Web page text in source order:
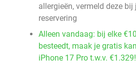
allergieën, vermeld deze bij
reservering
Alleen vandaag: bij elke
besteedt, maak je gratis
iPhone 17 Pro t.w.v. €1.329!